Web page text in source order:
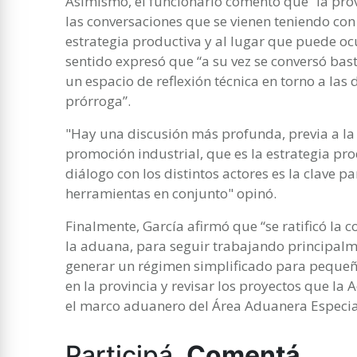
las conversaciones que se vienen teniendo
estrategia productiva y al lugar que puede
sentido expresó que “a su vez se conversó
un espacio de reflexión técnica en torno a
prórroga”.
"Hay una discusión más profunda, previa a
promoción industrial, que es la estrategia
diálogo con los distintos actores es la clave
herramientas en conjunto" opinó.
Finalmente, García afirmó que “se ratificó la
la aduana, para seguir trabajando
generar un régimen simplificado para
en la provincia y revisar los proyectos que la
el marco aduanero del Área Aduanera